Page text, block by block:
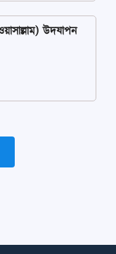
উদযাপন